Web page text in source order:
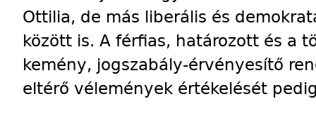
Ottilia, de más liberális és
között is. A férfias, határozott és a
kemény, jogszabály-érvényesítő
eltérő vélemények értékelését